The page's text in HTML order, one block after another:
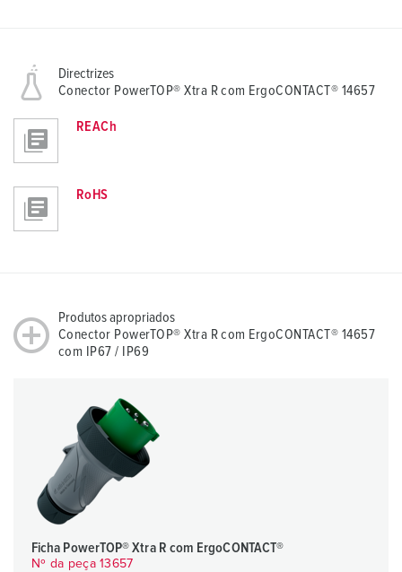
Directrizes
Conector PowerTOP® Xtra R com ErgoCONTACT® 14657
REACh
RoHS
Produtos apropriados
Conector PowerTOP® Xtra R com ErgoCONTACT® 14657
com IP67 / IP69
Ficha PowerTOP® Xtra R com ErgoCONTACT®
Nº da peça 13657